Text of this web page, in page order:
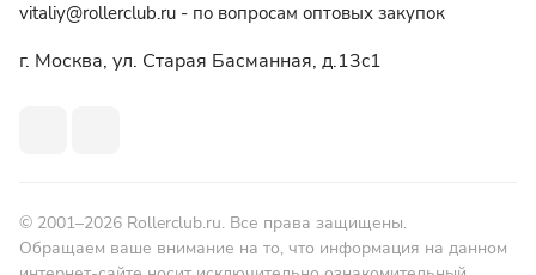
vitaliy@rollerclub.ru - по вопросам оптовых закупок
г. Москва, ул. Старая Басманная, д.13c1
© 2001–2026 Rollerclub.ru. Все права защищены.
Обращаем ваше внимание на то, что информация на данном